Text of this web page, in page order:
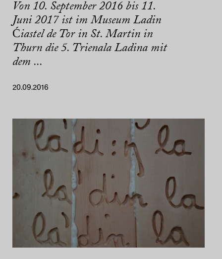
Von 10. September 2016 bis 11.
Juni 2017 ist im Museum Ladin
Ćiastel de Tor in St. Martin in
Thurn die 5. Trienala Ladina mit
dem ...
20.09.2016